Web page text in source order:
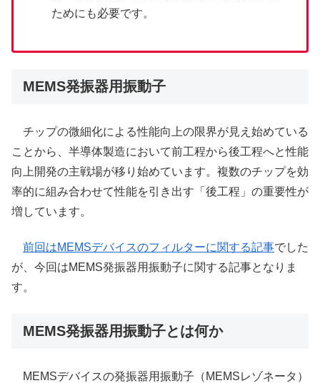
ためにも必要です。
MEMS発振器用振動子
チップの微細化による性能向上の限界が見え始めている
ことから、半導体製造において前工程から後工程へと性能
向上開発の主戦場が移り始めています。複数のチップを効
率的に組み合わせて性能を引き出す「後工程」の重要性が
増しています。
前回はMEMSデバイスのフィルターに関する記事でした
が、今回はMEMS発振器用振動子に関する記事となりま
す。
MEMS発振器用振動子とは何か
MEMSデバイスの発振器用振動子（MEMSレゾネータ）